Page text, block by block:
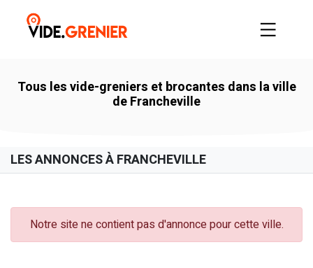
Tous les vide-greniers et brocantes dans la ville
de Francheville
LES ANNONCES À FRANCHEVILLE
Notre site ne contient pas d'annonce pour cette ville.